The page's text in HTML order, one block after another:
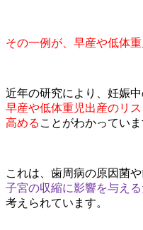
その一例が、早産や低体重
近年の研究により、妊娠
早産や低体重児出産のリ
高める ことがわかっていま
これは、歯周病の原因菌や
子宮の収縮に影響を与え
考えられています。